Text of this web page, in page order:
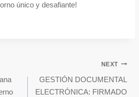
único y desafiante!
NEXT
GESTIÓN DOCUMENTAL
ELECTRÓNICA: FIRMADO